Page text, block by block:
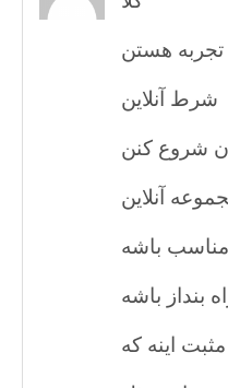
تجربه هستن
شرط آنلاین
شروع کنن
آنلاین
باشه
بنداز باشه
اینه که